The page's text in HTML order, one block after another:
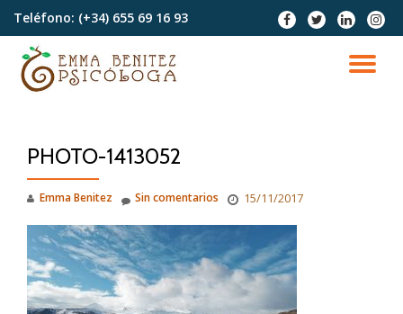
Saltar
contenido
Teléfono: (+34) 655 69 16 93
fa-
facebook
fa-
twitter
fa-
linkedin
fa-
PHOTO-1413052
Emma Benitez 15/11/2017
Sin comentarios